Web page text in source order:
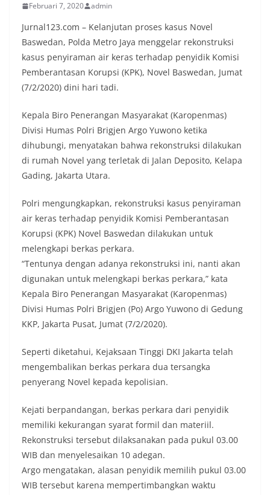
Februari 7, 2020 admin
Jurnal123.com – Kelanjutan proses kasus Novel
Baswedan, Polda Metro Jaya menggelar rekonstruksi
kasus penyiraman air keras terhadap penyidik Komisi
Pemberantasan Korupsi (KPK), Novel Baswedan, Jumat
(7/2/2020) dini hari tadi.
Kepala Biro Penerangan Masyarakat (Karopenmas)
Divisi Humas Polri Brigjen Argo Yuwono ketika
dihubungi, menyatakan bahwa rekonstruksi dilakukan
di rumah Novel yang terletak di Jalan Deposito, Kelapa
Gading, Jakarta Utara.
Polri mengungkapkan, rekonstruksi kasus penyiraman
air keras terhadap penyidik Komisi Pemberantasan
Korupsi (KPK) Novel Baswedan dilakukan untuk
melengkapi berkas perkara.
“Tentunya dengan adanya rekonstruksi ini, nanti akan
digunakan untuk melengkapi berkas perkara,” kata
Kepala Biro Penerangan Masyarakat (Karopenmas)
Divisi Humas Polri Brigjen (Po) Argo Yuwono di Gedung
KKP, Jakarta Pusat, Jumat (7/2/2020).
Seperti diketahui, Kejaksaan Tinggi DKI Jakarta telah
mengembalikan berkas perkara dua tersangka
penyerang Novel kepada kepolisian.
Kejati berpandangan, berkas perkara dari penyidik
memiliki kekurangan syarat formil dan materiil.
Rekonstruksi tersebut dilaksanakan pada pukul 03.00
WIB dan menyelesaikan 10 adegan.
Argo mengatakan, alasan penyidik memilih pukul 03.00
WIB tersebut karena mempertimbangkan waktu